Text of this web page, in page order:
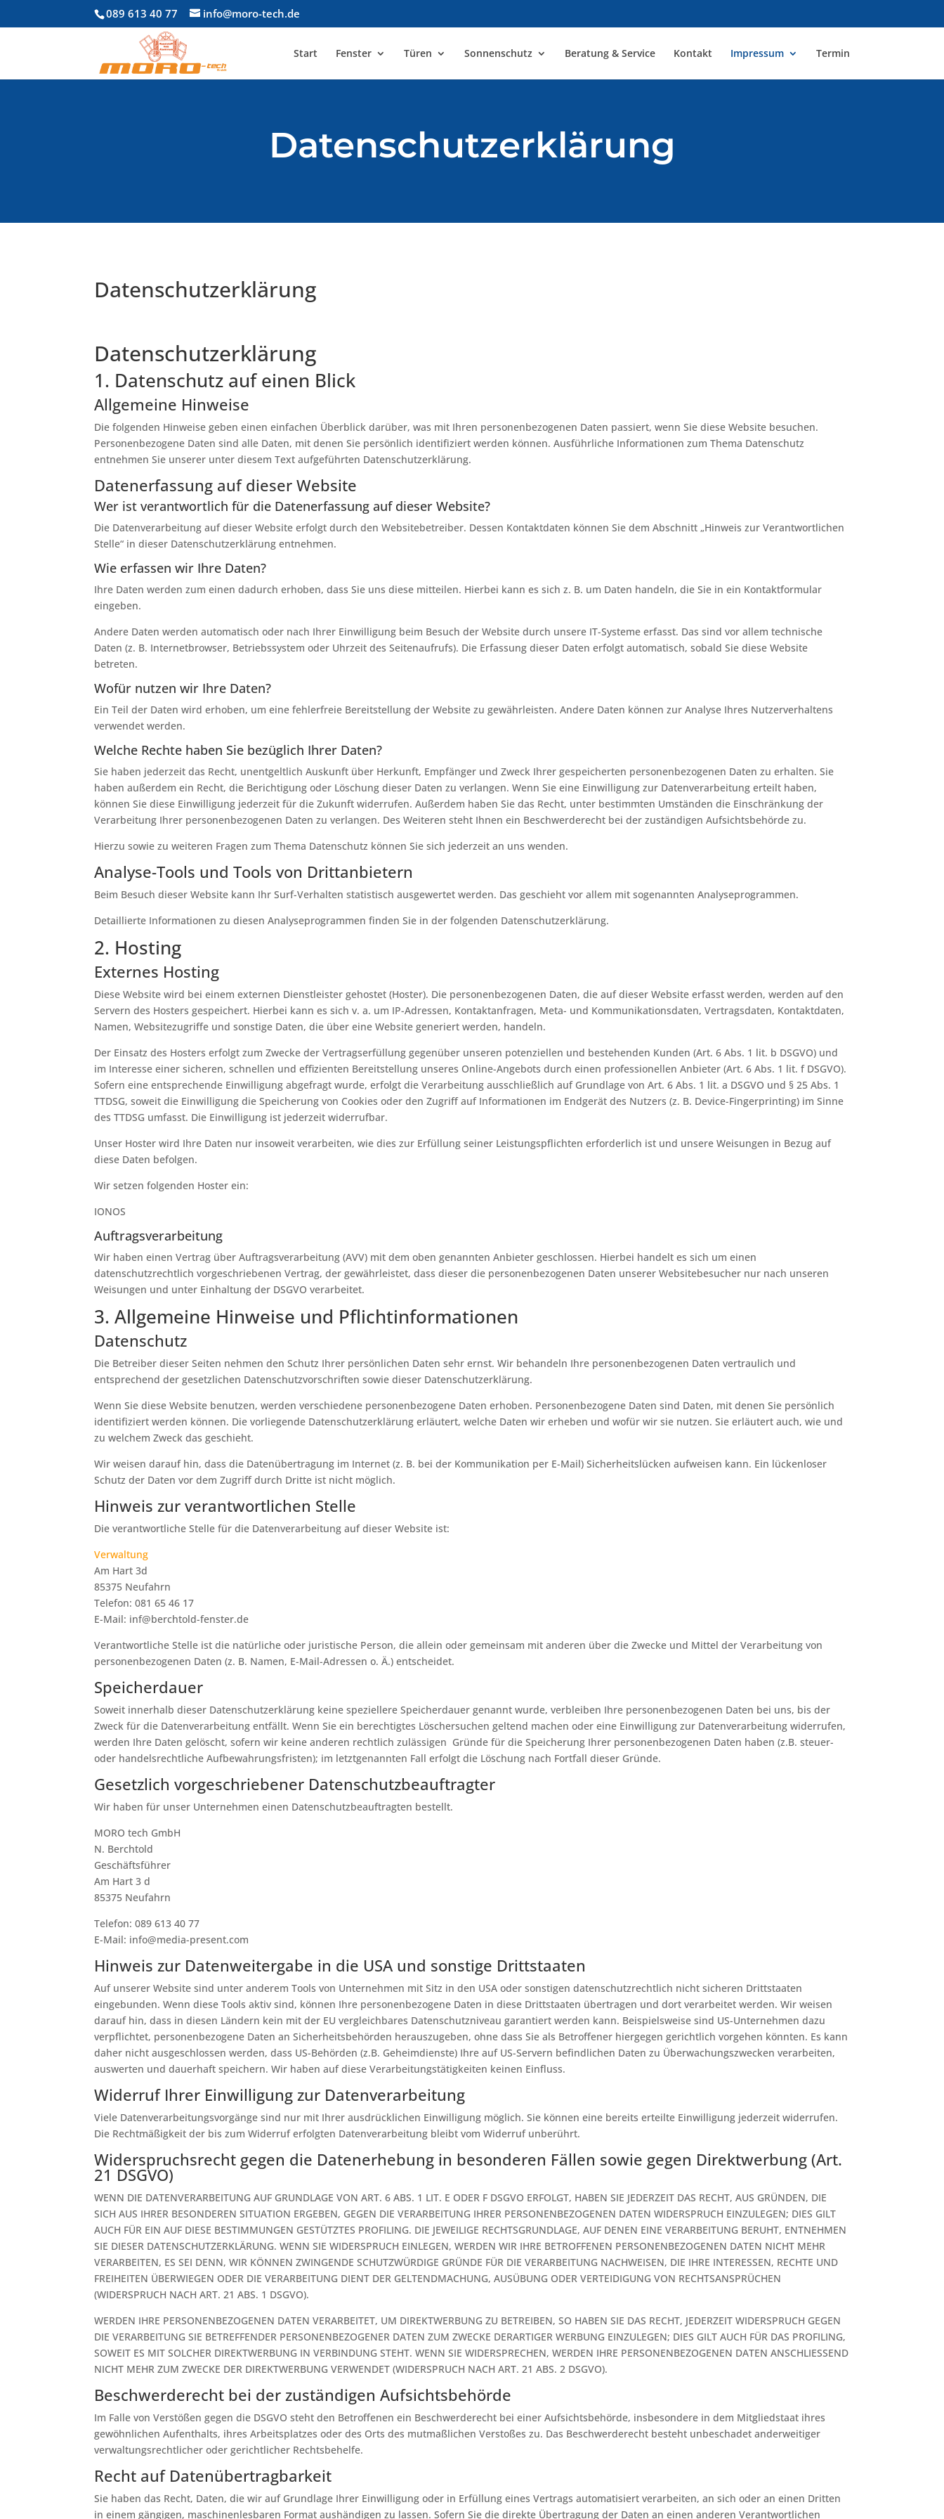
089 613 40 77 info@moro-tech.de
Start Fenster Türen Sonnenschutz Beratung & Service Kontakt Impressum Termin
Datenschutzerklärung
Datenschutzerklärung
Datenschutz­erklärung
1. Datenschutz auf einen Blick
Allgemeine Hinweise
Die folgenden Hinweise geben einen einfachen Überblick darüber, was mit Ihren personenbezogenen Daten passiert, wenn Sie diese Website besuchen.
Personenbezogene Daten sind alle Daten, mit denen Sie persönlich identifiziert werden können. Ausführliche Informationen zum Thema Datenschutz
entnehmen Sie unserer unter diesem Text aufgeführten Datenschutzerklärung.
Datenerfassung auf dieser Website
Wer ist verantwortlich für die Datenerfassung auf dieser Website?
Die Datenverarbeitung auf dieser Website erfolgt durch den Websitebetreiber. Dessen Kontaktdaten können Sie dem Abschnitt „Hinweis zur Verantwortlichen
Stelle“ in dieser Datenschutzerklärung entnehmen.
Wie erfassen wir Ihre Daten?
Ihre Daten werden zum einen dadurch erhoben, dass Sie uns diese mitteilen. Hierbei kann es sich z. B. um Daten handeln, die Sie in ein Kontaktformular
eingeben.
Andere Daten werden automatisch oder nach Ihrer Einwilligung beim Besuch der Website durch unsere IT-Systeme erfasst. Das sind vor allem technische
Daten (z. B. Internetbrowser, Betriebssystem oder Uhrzeit des Seitenaufrufs). Die Erfassung dieser Daten erfolgt automatisch, sobald Sie diese Website
betreten.
Wofür nutzen wir Ihre Daten?
Ein Teil der Daten wird erhoben, um eine fehlerfreie Bereitstellung der Website zu gewährleisten. Andere Daten können zur Analyse Ihres Nutzerverhaltens
verwendet werden.
Welche Rechte haben Sie bezüglich Ihrer Daten?
Sie haben jederzeit das Recht, unentgeltlich Auskunft über Herkunft, Empfänger und Zweck Ihrer gespeicherten personenbezogenen Daten zu erhalten. Sie
haben außerdem ein Recht, die Berichtigung oder Löschung dieser Daten zu verlangen. Wenn Sie eine Einwilligung zur Datenverarbeitung erteilt haben,
können Sie diese Einwilligung jederzeit für die Zukunft widerrufen. Außerdem haben Sie das Recht, unter bestimmten Umständen die Einschränkung der
Verarbeitung Ihrer personenbezogenen Daten zu verlangen. Des Weiteren steht Ihnen ein Beschwerderecht bei der zuständigen Aufsichtsbehörde zu.
Hierzu sowie zu weiteren Fragen zum Thema Datenschutz können Sie sich jederzeit an uns wenden.
Analyse-Tools und Tools von Dritt­anbietern
Beim Besuch dieser Website kann Ihr Surf-Verhalten statistisch ausgewertet werden. Das geschieht vor allem mit sogenannten Analyseprogrammen.
Detaillierte Informationen zu diesen Analyseprogrammen finden Sie in der folgenden Datenschutzerklärung.
2. Hosting
Externes Hosting
Diese Website wird bei einem externen Dienstleister gehostet (Hoster). Die personenbezogenen Daten, die auf dieser Website erfasst werden, werden auf den
Servern des Hosters gespeichert. Hierbei kann es sich v. a. um IP-Adressen, Kontaktanfragen, Meta- und Kommunikationsdaten, Vertragsdaten, Kontaktdaten,
Namen, Websitezugriffe und sonstige Daten, die über eine Website generiert werden, handeln.
Der Einsatz des Hosters erfolgt zum Zwecke der Vertragserfüllung gegenüber unseren potenziellen und bestehenden Kunden (Art. 6 Abs. 1 lit. b DSGVO) und
im Interesse einer sicheren, schnellen und effizienten Bereitstellung unseres Online-Angebots durch einen professionellen Anbieter (Art. 6 Abs. 1 lit. f DSGVO).
Sofern eine entsprechende Einwilligung abgefragt wurde, erfolgt die Verarbeitung ausschließlich auf Grundlage von Art. 6 Abs. 1 lit. a DSGVO und § 25 Abs. 1
TTDSG, soweit die Einwilligung die Speicherung von Cookies oder den Zugriff auf Informationen im Endgerät des Nutzers (z. B. Device-Fingerprinting) im Sinne
des TTDSG umfasst. Die Einwilligung ist jederzeit widerrufbar.
Unser Hoster wird Ihre Daten nur insoweit verarbeiten, wie dies zur Erfüllung seiner Leistungspflichten erforderlich ist und unsere Weisungen in Bezug auf
diese Daten befolgen.
Wir setzen folgenden Hoster ein:
IONOS
Auftragsverarbeitung
Wir haben einen Vertrag über Auftragsverarbeitung (AVV) mit dem oben genannten Anbieter geschlossen. Hierbei handelt es sich um einen
datenschutzrechtlich vorgeschriebenen Vertrag, der gewährleistet, dass dieser die personenbezogenen Daten unserer Websitebesucher nur nach unseren
Weisungen und unter Einhaltung der DSGVO verarbeitet.
3. Allgemeine Hinweise und Pflicht­informationen
Datenschutz
Die Betreiber dieser Seiten nehmen den Schutz Ihrer persönlichen Daten sehr ernst. Wir behandeln Ihre personenbezogenen Daten vertraulich und
entsprechend der gesetzlichen Datenschutzvorschriften sowie dieser Datenschutzerklärung.
Wenn Sie diese Website benutzen, werden verschiedene personenbezogene Daten erhoben. Personenbezogene Daten sind Daten, mit denen Sie persönlich
identifiziert werden können. Die vorliegende Datenschutzerklärung erläutert, welche Daten wir erheben und wofür wir sie nutzen. Sie erläutert auch, wie und
zu welchem Zweck das geschieht.
Wir weisen darauf hin, dass die Datenübertragung im Internet (z. B. bei der Kommunikation per E-Mail) Sicherheitslücken aufweisen kann. Ein lückenloser
Schutz der Daten vor dem Zugriff durch Dritte ist nicht möglich.
Hinweis zur verantwortlichen Stelle
Die verantwortliche Stelle für die Datenverarbeitung auf dieser Website ist:
Verwaltung
Am Hart 3d
85375 Neufahrn
Telefon: 081 65 46 17
E-Mail: inf@berchtold-fenster.de
Verantwortliche Stelle ist die natürliche oder juristische Person, die allein oder gemeinsam mit anderen über die Zwecke und Mittel der Verarbeitung von
personenbezogenen Daten (z. B. Namen, E-Mail-Adressen o. Ä.) entscheidet.
Speicherdauer
Soweit innerhalb dieser Datenschutzerklärung keine speziellere Speicherdauer genannt wurde, verbleiben Ihre personenbezogenen Daten bei uns, bis der
Zweck für die Datenverarbeitung entfällt. Wenn Sie ein berechtigtes Löschersuchen geltend machen oder eine Einwilligung zur Datenverarbeitung widerrufen,
werden Ihre Daten gelöscht, sofern wir keine anderen rechtlich zulässigen Gründe für die Speicherung Ihrer personenbezogenen Daten haben (z.B. steuer-
oder handelsrechtliche Aufbewahrungsfristen); im letztgenannten Fall erfolgt die Löschung nach Fortfall dieser Gründe.
Gesetzlich vorgeschriebener Datenschutz­beauftragter
Wir haben für unser Unternehmen einen Datenschutzbeauftragten bestellt.
MORO tech GmbH
N. Berchtold
Geschäftsführer
Am Hart 3 d
85375 Neufahrn
Telefon: 089 613 40 77
E-Mail: info@media-present.com
Hinweis zur Datenweitergabe in die USA und sonstige Drittstaaten
Auf unserer Website sind unter anderem Tools von Unternehmen mit Sitz in den USA oder sonstigen datenschutzrechtlich nicht sicheren Drittstaaten
eingebunden. Wenn diese Tools aktiv sind, können Ihre personenbezogene Daten in diese Drittstaaten übertragen und dort verarbeitet werden. Wir weisen
darauf hin, dass in diesen Ländern kein mit der EU vergleichbares Datenschutzniveau garantiert werden kann. Beispielsweise sind US-Unternehmen dazu
verpflichtet, personenbezogene Daten an Sicherheitsbehörden herauszugeben, ohne dass Sie als Betroffener hiergegen gerichtlich vorgehen könnten. Es kann
daher nicht ausgeschlossen werden, dass US-Behörden (z.B. Geheimdienste) Ihre auf US-Servern befindlichen Daten zu Überwachungszwecken verarbeiten,
auswerten und dauerhaft speichern. Wir haben auf diese Verarbeitungstätigkeiten keinen Einfluss.
Widerruf Ihrer Einwilligung zur Datenverarbeitung
Viele Datenverarbeitungsvorgänge sind nur mit Ihrer ausdrücklichen Einwilligung möglich. Sie können eine bereits erteilte Einwilligung jederzeit widerrufen.
Die Rechtmäßigkeit der bis zum Widerruf erfolgten Datenverarbeitung bleibt vom Widerruf unberührt.
Widerspruchsrecht gegen die Datenerhebung in besonderen Fällen sowie gegen Direktwerbung (Art.
21 DSGVO)
WENN DIE DATENVERARBEITUNG AUF GRUNDLAGE VON ART. 6 ABS. 1 LIT. E ODER F DSGVO ERFOLGT, HABEN SIE JEDERZEIT DAS RECHT, AUS GRÜNDEN, DIE
SICH AUS IHRER BESONDEREN SITUATION ERGEBEN, GEGEN DIE VERARBEITUNG IHRER PERSONENBEZOGENEN DATEN WIDERSPRUCH EINZULEGEN; DIES GILT
AUCH FÜR EIN AUF DIESE BESTIMMUNGEN GESTÜTZTES PROFILING. DIE JEWEILIGE RECHTSGRUNDLAGE, AUF DENEN EINE VERARBEITUNG BERUHT, ENTNEHMEN
SIE DIESER DATENSCHUTZERKLÄRUNG. WENN SIE WIDERSPRUCH EINLEGEN, WERDEN WIR IHRE BETROFFENEN PERSONENBEZOGENEN DATEN NICHT MEHR
VERARBEITEN, ES SEI DENN, WIR KÖNNEN ZWINGENDE SCHUTZWÜRDIGE GRÜNDE FÜR DIE VERARBEITUNG NACHWEISEN, DIE IHRE INTERESSEN, RECHTE UND
FREIHEITEN ÜBERWIEGEN ODER DIE VERARBEITUNG DIENT DER GELTENDMACHUNG, AUSÜBUNG ODER VERTEIDIGUNG VON RECHTSANSPRÜCHEN
(WIDERSPRUCH NACH ART. 21 ABS. 1 DSGVO).
WERDEN IHRE PERSONENBEZOGENEN DATEN VERARBEITET, UM DIREKTWERBUNG ZU BETREIBEN, SO HABEN SIE DAS RECHT, JEDERZEIT WIDERSPRUCH GEGEN
DIE VERARBEITUNG SIE BETREFFENDER PERSONENBEZOGENER DATEN ZUM ZWECKE DERARTIGER WERBUNG EINZULEGEN; DIES GILT AUCH FÜR DAS PROFILING,
SOWEIT ES MIT SOLCHER DIREKTWERBUNG IN VERBINDUNG STEHT. WENN SIE WIDERSPRECHEN, WERDEN IHRE PERSONENBEZOGENEN DATEN ANSCHLIESSEND
NICHT MEHR ZUM ZWECKE DER DIREKTWERBUNG VERWENDET (WIDERSPRUCH NACH ART. 21 ABS. 2 DSGVO).
Beschwerde­recht bei der zuständigen Aufsichts­behörde
Im Falle von Verstößen gegen die DSGVO steht den Betroffenen ein Beschwerderecht bei einer Aufsichtsbehörde, insbesondere in dem Mitgliedstaat ihres
gewöhnlichen Aufenthalts, ihres Arbeitsplatzes oder des Orts des mutmaßlichen Verstoßes zu. Das Beschwerderecht besteht unbeschadet anderweitiger
verwaltungsrechtlicher oder gerichtlicher Rechtsbehelfe.
Recht auf Daten­übertrag­barkeit
Sie haben das Recht, Daten, die wir auf Grundlage Ihrer Einwilligung oder in Erfüllung eines Vertrags automatisiert verarbeiten, an sich oder an einen Dritten
in einem gängigen, maschinenlesbaren Format aushändigen zu lassen. Sofern Sie die direkte Übertragung der Daten an einen anderen Verantwortlichen